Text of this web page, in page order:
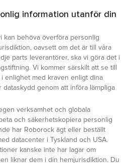
information utanför din
kan behöva överföra personlig
oavsett om det är till våra
parts leverantörer, ska vi göra det i
Vi kommer särskilt att se till
enlighet med kraven enligt dina
dataskydd genom att införa lämpliga
verksamhet och globala
och säkerhetskopiera personlig
har Roborock ägt eller beställt
datacenter i Tyskland och USA.
kanske inte har lagar om
liknar dem i din hemjurisdiktion. Du